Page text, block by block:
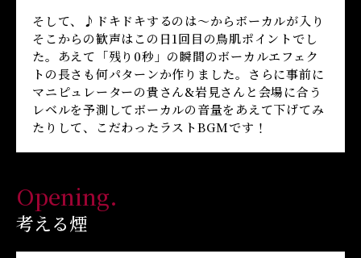
そして、♪ドキドキするのは〜からボーカルが入り
そこからの歓声はこの日1回目の鳥肌ポイントでし
た。あえて「残り0秒」の瞬間のボーカルエフェク
トの長さも何パターンか作りました。さらに事前に
マニピュレーターの貴さん&岩見さんと会場に合う
レベルを予測してボーカルの音量をあえて下げてみ
たりして、こだわったラストBGMです！
Opening.
考える煙